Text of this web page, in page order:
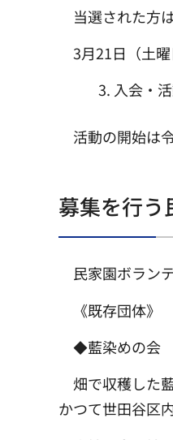
当選された方
3月21日（土
入会・
活動の開始は
募集を行う
民家園ボラン
《既存団体》
◆藍染めの会
畑で収穫した
かつて世田谷区